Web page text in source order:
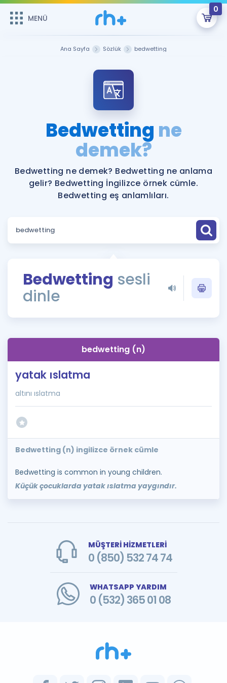
MENÜ
0
Şifremi Hatırlamıyorum
Sepetin Şu An Boş.
Remzi Hoca ile seni sınava hazırlayacak onlarca eğitim seni
bekliyor!
MENÜ
Katılımcı Görüşleri
Faydalı Araçlar
Ücretsiz Kaynaklar
Puan Hesaplama
ÖSYM Sınav Takvimi
Kampanyalar
İngilizce Gramer
İngilizce Gramer
Ana Sayfa Sözlük bedwetting
Bedwetting ne
demek?
Bedwetting ne demek? Bedwetting ne anlama
gelir? Bedwetting İngilizce örnek cümle.
Bedwetting eş anlamlıları.
Bedwetting sesli
dinle
bedwetting (n)
yatak ıslatma
altını ıslatma
Bedwetting (n) ingilizce örnek cümle
Bedwetting is common in young children.
Küçük çocuklarda yatak ıslatma yaygındır.
MÜŞTERİ HİZMETLERİ
0 (850) 532 74 74
WHATSAPP YARDIM
0 (532) 365 01 08